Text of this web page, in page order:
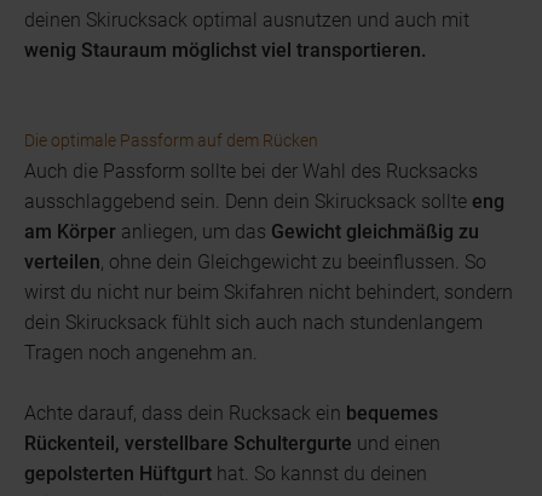
deinen Skirucksack optimal ausnutzen und auch mit
wenig Stauraum möglichst viel transportieren.
Die optimale Passform auf dem Rücken
Auch die Passform sollte bei der Wahl des Rucksacks
ausschlaggebend sein. Denn dein Skirucksack sollte eng
am Körper anliegen, um das Gewicht gleichmäßig zu
verteilen, ohne dein Gleichgewicht zu beeinflussen. So
wirst du nicht nur beim Skifahren nicht behindert, sondern
dein Skirucksack fühlt sich auch nach stundenlangem
Tragen noch angenehm an.
Achte darauf, dass dein Rucksack ein bequemes
Rückenteil, verstellbare Schultergurte und einen
gepolsterten Hüftgurt hat. So kannst du deinen